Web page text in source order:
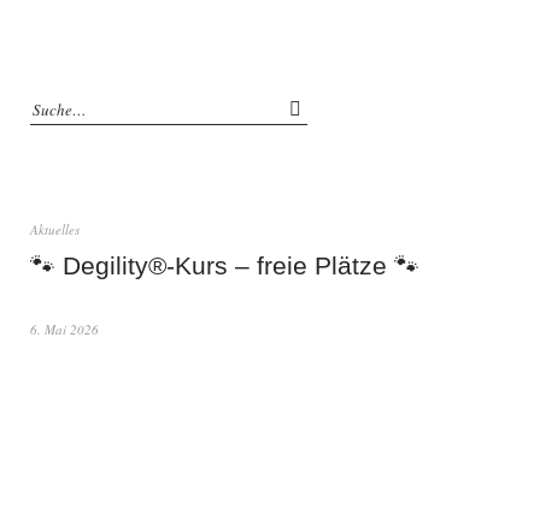
Aktuelles
🐾 Degility®-Kurs – freie Plätze 🐾
6. Mai 2026